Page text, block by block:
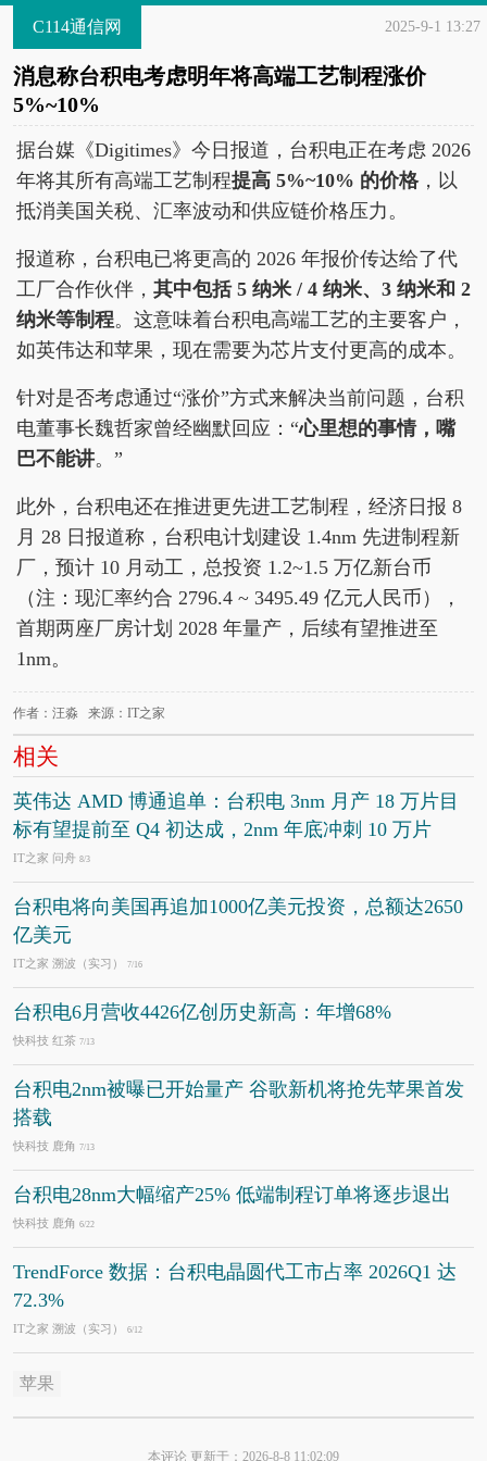
C114通信网 2025-9-1 13:27
消息称台积电考虑明年将高端工艺制程涨价
5%~10%
据台媒《Digitimes》今日报道，台积电正在考虑 2026
年将其所有高端工艺制程提高 5%~10% 的价格，以
抵消美国关税、汇率波动和供应链价格压力。
报道称，台积电已将更高的 2026 年报价传达给了代
工厂合作伙伴， 其中包括 5 纳米 / 4 纳米、3 纳米和 2
纳米等制程。这意味着台积电高端工艺的主要客户，
如英伟达和苹果，现在需要为芯片支付更高的成本。
针对是否考虑通过“涨价”方式来解决当前问题，台积
电董事长魏哲家曾经幽默回应：“心里想的事情，嘴
巴不能讲。”
此外，台积电还在推进更先进工艺制程，经济日报 8
月 28 日报道称，台积电计划建设 1.4nm 先进制程新
厂，预计 10 月动工，总投资 1.2~1.5 万亿新台币
（注：现汇率约合 2796.4 ~ 3495.49 亿元人民币），
首期两座厂房计划 2028 年量产，后续有望推进至
1nm。
作者：汪淼 来源：IT之家
相关
英伟达 AMD 博通追单：台积电 3nm 月产 18 万片目
标有望提前至 Q4 初达成，2nm 年底冲刺 10 万片
IT之家 问舟 8/3
台积电将向美国再追加1000亿美元投资，总额达2650
亿美元
IT之家 溯波（实习） 7/16
台积电6月营收4426亿创历史新高：年增68%
快科技 红茶 7/13
台积电2nm被曝已开始量产 谷歌新机将抢先苹果首发
搭载
快科技 鹿角 7/13
台积电28nm大幅缩产25% 低端制程订单将逐步退出
快科技 鹿角 6/22
TrendForce 数据：台积电晶圆代工市占率 2026Q1 达
72.3%
IT之家 溯波（实习） 6/12
苹果
本评论 更新于：2026-8-8 11:02:09